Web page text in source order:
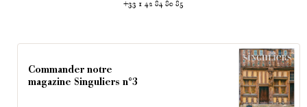
+33 1 42 84 80 85
Commander notre
magazine Singuliers n°3